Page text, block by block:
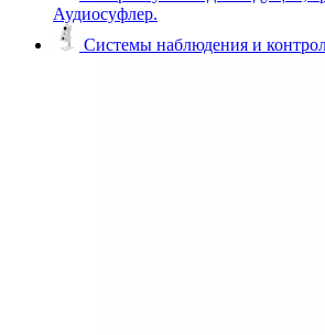
Аудиосуфлер.
Системы наблюдения и